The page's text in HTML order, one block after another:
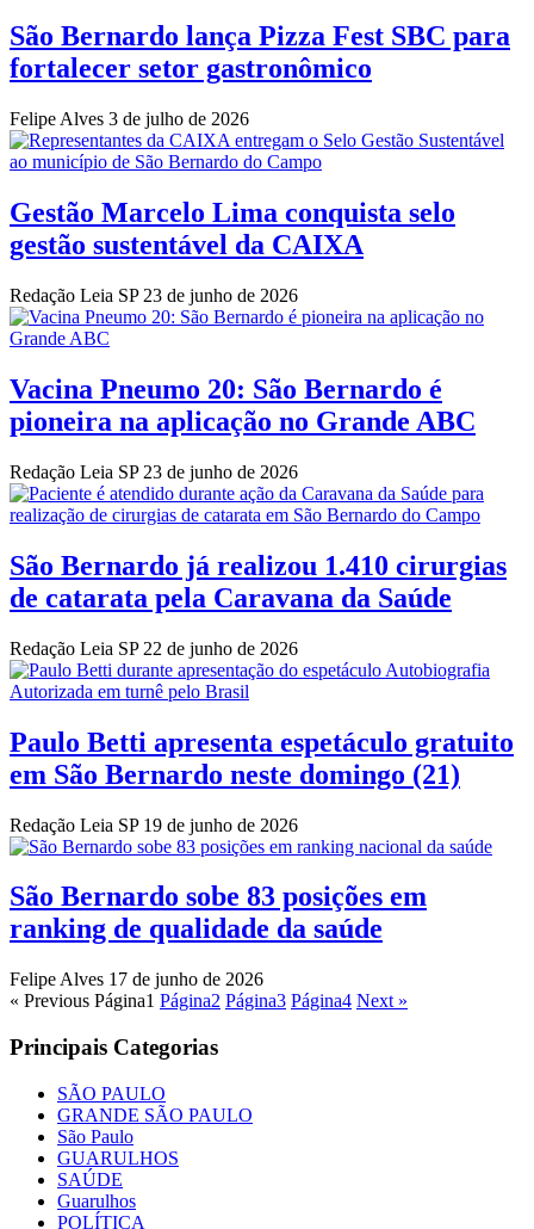
São Bernardo lança Pizza Fest SBC para
fortalecer setor gastronômico
Felipe Alves 3 de julho de 2026
Gestão Marcelo Lima conquista selo
gestão sustentável da CAIXA
Redação Leia SP 23 de junho de 2026
Vacina Pneumo 20: São Bernardo é
pioneira na aplicação no Grande ABC
Redação Leia SP 23 de junho de 2026
São Bernardo já realizou 1.410 cirurgias
de catarata pela Caravana da Saúde
Redação Leia SP 22 de junho de 2026
Paulo Betti apresenta espetáculo gratuito
em São Bernardo neste domingo (21)
Redação Leia SP 19 de junho de 2026
São Bernardo sobe 83 posições em
ranking de qualidade da saúde
Felipe Alves 17 de junho de 2026
« Previous Página1 Página2 Página3 Página4 Next »
Principais Categorias
SÃO PAULO
GRANDE SÃO PAULO
São Paulo
GUARULHOS
SAÚDE
Guarulhos
POLÍTICA